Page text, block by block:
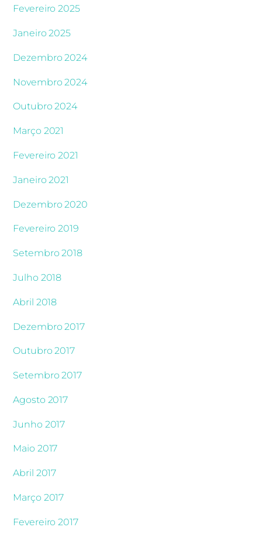
Fevereiro 2025
Janeiro 2025
Dezembro 2024
Novembro 2024
Outubro 2024
Março 2021
Fevereiro 2021
Janeiro 2021
Dezembro 2020
Fevereiro 2019
Setembro 2018
Julho 2018
Abril 2018
Dezembro 2017
Outubro 2017
Setembro 2017
Agosto 2017
Junho 2017
Maio 2017
Abril 2017
Março 2017
Fevereiro 2017